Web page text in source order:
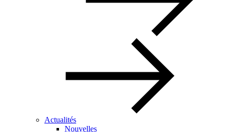
Actualités
Nouvelles